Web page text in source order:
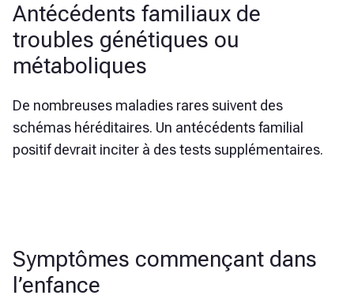
Antécédents familiaux de
troubles génétiques ou
métaboliques
De nombreuses maladies rares suivent des
schémas héréditaires. Un antécédents familial
positif devrait inciter à des tests supplémentaires.
Symptômes commençant dans
l’enfance